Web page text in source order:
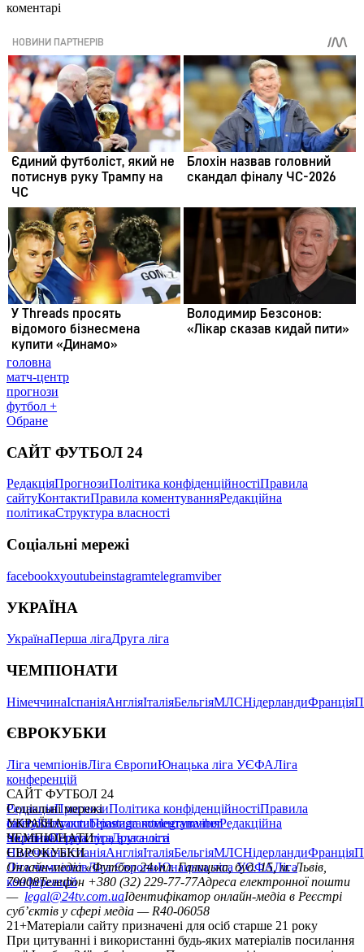
коментарі
головна
матч-центр
прогнози
футбол +
Обране
САЙТ ФУТБОЛ 24
РедакціяПрогнозиПолітика конфіденційностіПравила
сайтуКонтактиПравила коментуванняРедакційна
політикаСтруктура власності
Соціальні мережі
facebookxyoutubeinstagramtelegramviber
УКРАЇНА
УкраїнаПерша лігаДруга ліга
ЧЕМПІОНАТИ
НімеччинаІспаніяАнгліяІталіяБельгіяМЛСНідерландиФранція
ЄВРОКУБКИ
Ліга чемпіонівЛіга ЄвропиЮнацька ліга УЄФАЛіга
конференцій
САЙТ ФУТБОЛ 24
РедакціяПрогнозиПолітика конфіденційностіПравила
сайтуКонтактиПравила коментуванняРедакційна
політикаСтруктура власності
Соціальні мережі
facebookxyoutubeinstagramtelegramviber
УКРАЇНА
УкраїнаПерша лігаДруга ліга
ЧЕМПІОНАТИ
НімеччинаІспаніяАнгліяІталіяБельгіяМЛСНідерландиФранція
ЄВРОКУБКИ
Ліга чемпіонівЛіга ЄвропиЮнацька ліга УЄФАЛіга
конференцій
Онлайн-медіа «Футбол 24»пл. Галицька, буд. 15, м. Львів,
79008Телефон +380 (32) 229-77-77Адреса електронної пошти
— legal@24tv.com.uaІдентифікатор онлайн-медіа в Реєстрі
суб’єктів у сфері медіа — R40-06058
21+Матеріали сайту призначені для осіб старше 21 року
При цитуванні і використанні будь-яких матеріалів посилання